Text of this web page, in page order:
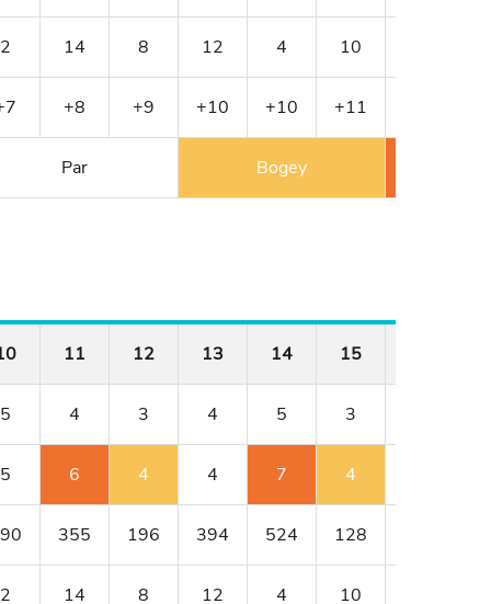
2 14 8 12 4 10
+8 +9 +10 +10 +11
Par Bogey
11 12 13 14 15
5 4 3 4 5 3
5 6 4 4 7 4
355 196 394 524 128
2 14 8 12 4 10